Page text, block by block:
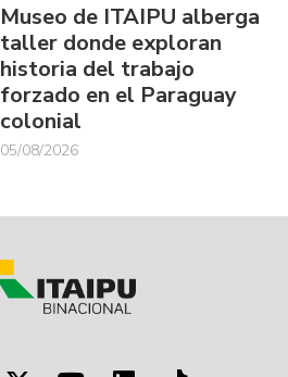
Museo de ITAIPU alberga
taller donde exploran
historia del trabajo
forzado en el Paraguay
colonial
05/08/2026